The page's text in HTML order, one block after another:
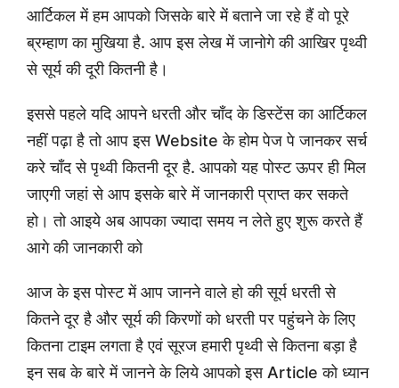
आर्टिकल में हम आपको जिसके बारे में बताने जा रहे हैं वो पूरे
ब्रम्हाण का मुखिया है. आप इस लेख में जानोगे की आखिर पृथ्वी
से सूर्य की दूरी कितनी है।
इससे पहले यदि आपने धरती और चाँद के डिस्टेंस का आर्टिकल
नहीं पढ़ा है तो आप इस Website के होम पेज पे जानकर सर्च
करे चाँद से पृथ्वी कितनी दूर है. आपको यह पोस्ट ऊपर ही मिल
जाएगी जहां से आप इसके बारे में जानकारी प्राप्त कर सकते
हो। तो आइये अब आपका ज्यादा समय न लेते हुए शुरू करते हैं
आगे की जानकारी को
आज के इस पोस्ट में आप जानने वाले हो की सूर्य धरती से
कितने दूर है और सूर्य की किरणों को धरती पर पहुंचने के लिए
कितना टाइम लगता है एवं सूरज हमारी पृथ्वी से कितना बड़ा है
इन सब के बारे में जानने के लिये आपको इस Article को ध्यान